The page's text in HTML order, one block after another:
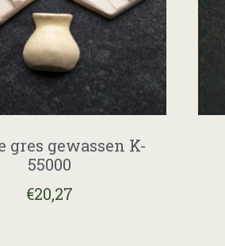
gres gewassen K-
55000
€20,27